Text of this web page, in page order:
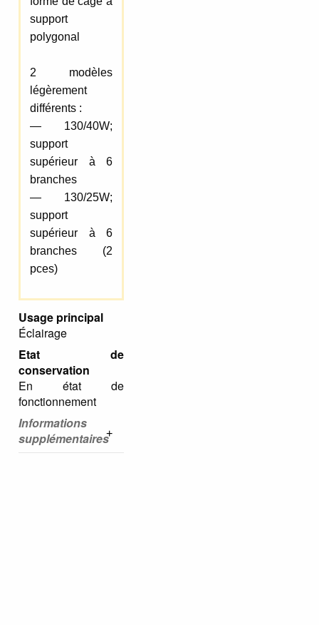
support
polygonal
2 modèles
légèrement
différents :
— 130/40W;
support
supérieur à 6
branches
— 130/25W;
support
supérieur à 6
branches (2
pces)
Usage principal
Éclairage
Etat de
conservation
En état de
fonctionnement
Informations
supplémentaires